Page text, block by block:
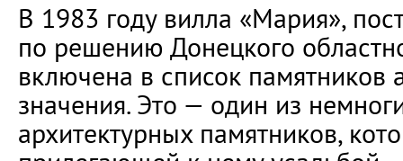
В 1983 году вилла «Мария»,
по решению Донецкого
включена в список памятников
значения. Это — один из
архитектурных памятников,